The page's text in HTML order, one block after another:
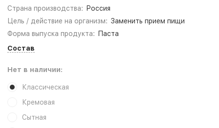
Страна производства:
Россия
Цель / действие на организм: Заменить прием пищи
Форма выпуска продукта:
Паста
Состав
Нет в наличии:
Классическая
Кремовая
Сытная